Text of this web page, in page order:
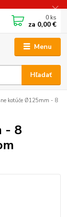
Menu
Hľadať
0 ks
za 0,00 €
kotúče Ø125mm - 8
- 8